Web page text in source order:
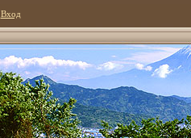
Вход